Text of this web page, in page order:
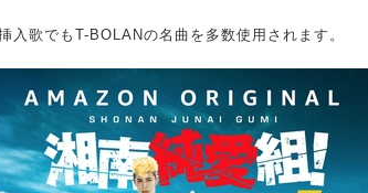
歌でもT-BOLANの名曲を多数使用されます。